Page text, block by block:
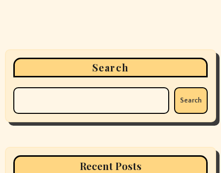
Search
Search
Recent Posts